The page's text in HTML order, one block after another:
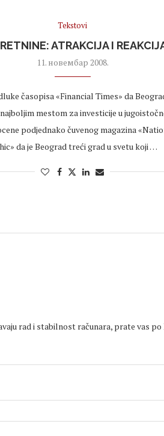
Tekstovi
ATRAKCIJA I
11. новембар 2008.
časopisa «Financial Times» da
mestom za investicije u
podjednako čuvenog magazina
da je Beograd treći grad u svetu koji …
rad i stabilnost računara, prate vas